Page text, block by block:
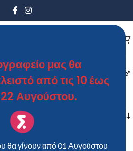
μας θα
από τις 10 έως
22 Αυγούστου.
θα γίνουν από 01 Αυγούστου
Bάπτισης "Κnight of a Castle"